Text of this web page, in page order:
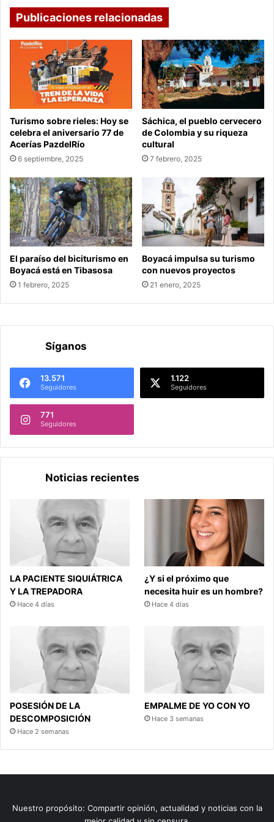
Publicaciones relacionadas
Turismo sobre rieles: Hoy se
celebra el aniversario 77 de
Acerías PazdelRío
6 septiembre, 2025
Sáchica, el pueblo cervecero
de Colombia y su riqueza
cultural
7 febrero, 2025
El paraíso del biciturismo en
Boyacá está en Tibasosa
1 febrero, 2025
Boyacá impulsa su turismo
con nuevos proyectos
21 enero, 2025
Síganos
13.571
Seguidores
1.122
Seguidores
771
Seguidores
Noticias recientes
LA PACIENTE SIQUIÁTRICA
Y LA TREPADORA
Hace 4 días
¿Y si el próximo que
necesita huir es un hombre?
Hace 4 días
POSESIÓN DE LA
DESCOMPOSICIÓN
Hace 2 semanas
EMPALME DE YO CON YO
Hace 3 semanas
Nuestro propósito: Compartir opinión, actualidad y noticias con la